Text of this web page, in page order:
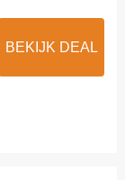
BEKIJK DEAL